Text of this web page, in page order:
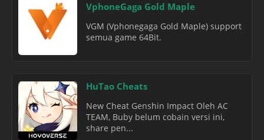
VphoneGaga Gold Maple
VGM (Vphonegaga Gold Maple) support
semua game 64Bit.
HuTao Cheats
New Cheat Genshin Impact Oleh AC
TEAM, Buby belum cobain versi ini,
share pen...